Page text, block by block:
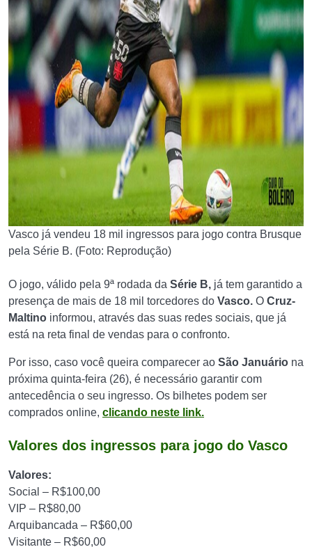
Vasco já vendeu 18 mil ingressos para jogo contra Brusque
pela Série B. (Foto: Reprodução)
O jogo, válido pela 9ª rodada da Série B, já tem garantido a
presença de mais de 18 mil torcedores do Vasco. O Cruz-
Maltino informou, através das suas redes sociais, que já
está na reta final de vendas para o confronto.
Por isso, caso você queira comparecer ao São Januário na
próxima quinta-feira (26), é necessário garantir com
antecedência o seu ingresso. Os bilhetes podem ser
comprados online, clicando neste link.
Valores dos ingressos para jogo do Vasco
Valores:
Social – R$100,00
VIP – R$80,00
Arquibancada – R$60,00
Visitante – R$60,00